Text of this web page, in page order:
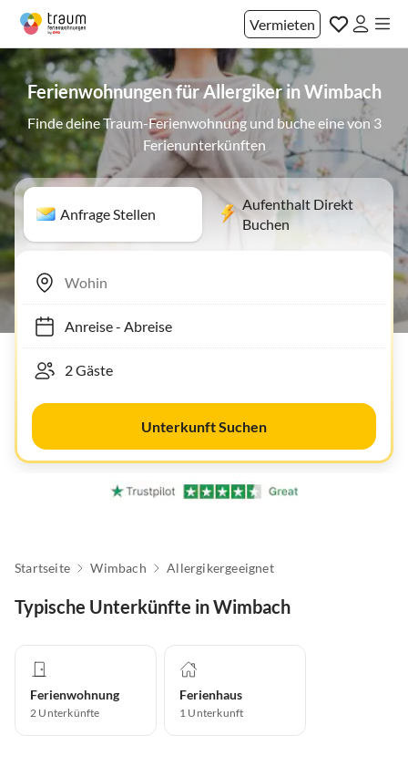
Vermieten
Ferienwohnungen für Allergiker in Wimbach
Finde deine Traum-Ferienwohnung und buche eine von 3
Ferienunterkünften
Anfrage Stellen
Aufenthalt Direkt
Buchen
Anreise- Abreise
Unterkunft Suchen
Startseite Wimbach Allergikergeeignet
Typische Unterkünfte in Wimbach
Ferienwohnung
2 Unterkünfte
Ferienhaus
1 Unterkunft